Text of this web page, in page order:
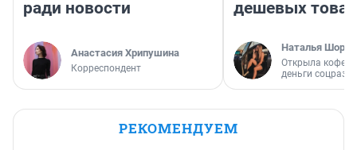
ради новости
Анастасия Хрипушина
Корреспондент
дешевых
Наталья
Открыла
деньги
РЕКОМЕНДУЕМ